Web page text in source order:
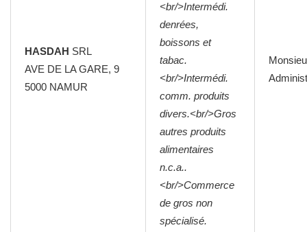
HASDAH SRL
AVE DE LA GARE, 9
5000 NAMUR
<br/>Intermédi.
denrées,
boissons et
tabac.
<br/>Intermédi.
comm. produits
divers.<br/>Gros
autres produits
alimentaires
n.c.a..
<br/>Commerce
de gros non
spécialisé.